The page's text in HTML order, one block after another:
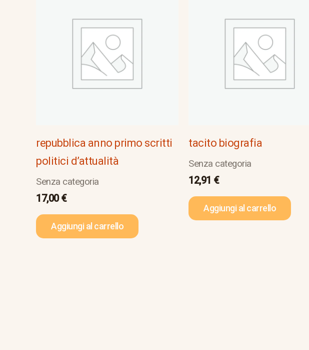
repubblica anno primo scritti
politici d’attualità
Senza categoria
17,00€
Aggiungi al carrello
tacito biografia
Senza categoria
12,91 €
Aggiungi al carrello